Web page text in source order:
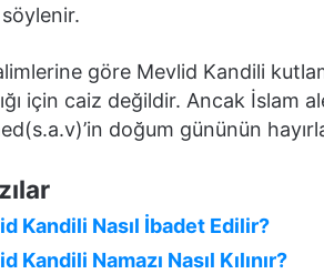
göre Mevlid Kandili
için caiz değildir. Ancak İslam
doğum gününün
Kandili Nasıl İbadet Edilir?
Kandili Namazı Nasıl Kılınır?